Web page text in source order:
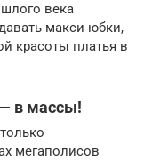
века
макси юбки,
красоты платья в
в массы!
мегаполисов